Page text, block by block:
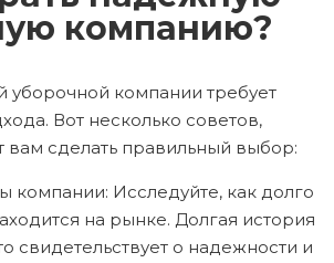
компанию?
компании требует
Вот несколько советов,
вам сделать правильный выбор:
компании: Исследуйте, как долго
на рынке. Долгая история
свидетельствует о надежности и